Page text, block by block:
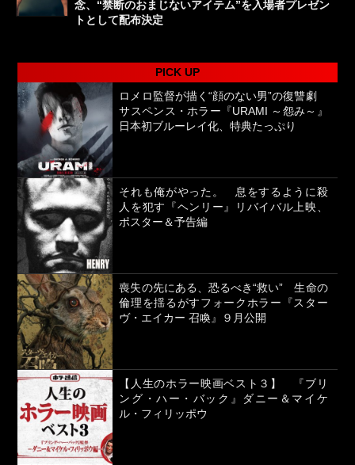
念、“禁断のおまじないアイテム”を入場者プレゼン
トとして配布決定
PICK UP
ロメロ監督が描く“顔のない男”の復讐劇
サスペンス・ホラー『URAMI ～怨み～』
日本初ブルーレイ化、特典たっぷり
それも俺がやった。 息をするように殺
人を犯す『ヘンリー』リバイバル上映、
ポスター＆予告編
喪失の先にある、恐るべき“救い” 生命の
倫理を揺るがすフォークホラー『スター
ヴ・エイカー 召喚』９月公開
【人生のホラー映画ベスト３】 『ブリ
ング・ハー・バック』ダニー＆マイケ
ル・フィリッポウ